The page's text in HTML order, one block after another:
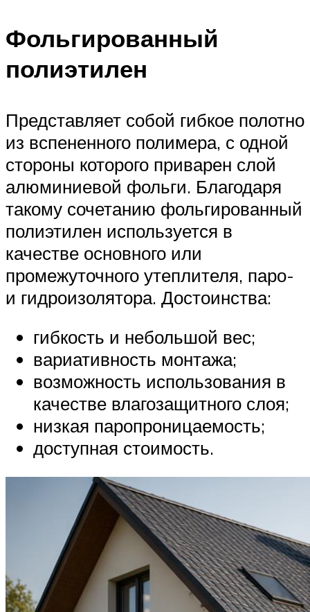
Фольгированный
полиэтилен
Представляет собой гибкое полотно
из вспененного полимера, с одной
стороны которого приварен слой
алюминиевой фольги. Благодаря
такому сочетанию фольгированный
полиэтилен используется в
качестве основного или
промежуточного утеплителя, паро-
и гидроизолятора. Достоинства:
гибкость и небольшой вес;
вариативность монтажа;
возможность использования в
качестве влагозащитного слоя;
низкая паропроницаемость;
доступная стоимость.